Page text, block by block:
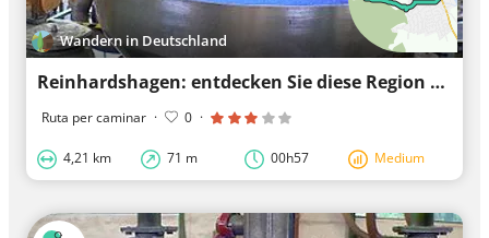
Wandern in Deutschland
Reinhardshagen: entdecken Sie diese Region entlang der schönsten Wege
Ruta per caminar · 0 ·
4,21 km 71 m 00h57 Medium